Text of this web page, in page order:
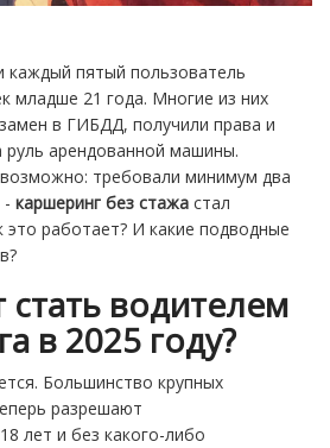
каждый пятый пользователь
младше 21 года. Многие из них
в ГИБДД, получили права и
руль арендованной машины.
требовали минимум два
- каршеринг без стажа стал
это работает? И какие подводные
водителем
в 2025 году?
Большинство крупных
разрешают
лет и без какого-либо